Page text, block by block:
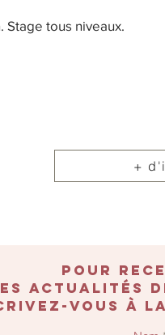
tous niveaux.
+
POUR
actualités
vous à